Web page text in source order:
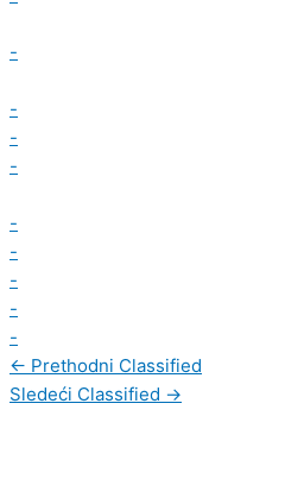
-
-
-
-
-
-
-
-
-
← Prethodni Classified
Sledeći Classified →